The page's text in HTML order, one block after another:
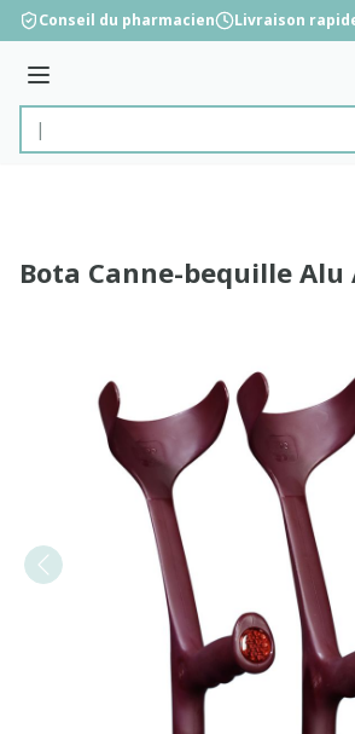
Aller au contenu
Conseil du pharmacien Livraison
Menu
Rechercher
Bota Canne-bequille